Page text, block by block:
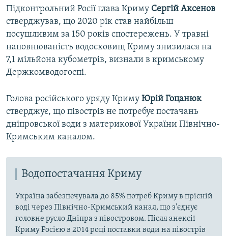
Підконтрольний Росії глава Криму Сергій Аксенов
стверджував, що 2020 рік став найбільш
посушливим за 150 років спостережень. У травні
наповнюваність водосховищ Криму знизилася на
7,1 мільйона кубометрів, визнали в кримському
Держкомводогоспі.
Голова російського уряду Криму Юрій Гоцанюк
стверджує, що півострів не потребує постачань
дніпровської води з материкової України Північно-
Кримським каналом.
Водопостачання Криму
Україна забезпечувала до 85% потреб Криму в прісній
воді через Північно-Кримський канал, що з'єднує
головне русло Дніпра з півостровом. Після анексії
Криму Росією в 2014 році поставки води на півострів